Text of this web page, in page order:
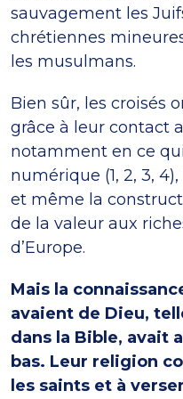
sauvagement les
chrétiennes
les musulmans.
Bien sûr, les croisés
grâce à leur contact
notamment en ce
numérique (1, 2, 3,
et même la
de la valeur aux
d’Europe.
Mais la
avaient de Dieu,
dans la Bible, avait
bas. Leur religion
les saints et à